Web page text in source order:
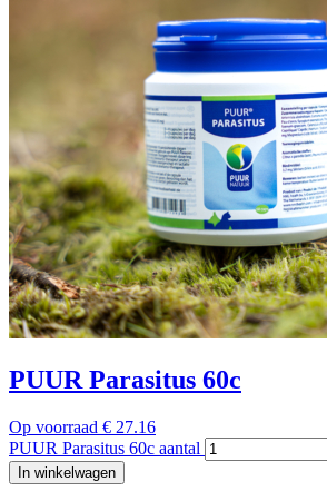
PUUR Parasitus 60c
Op voorraad € 27.16
PUUR Parasitus 60c aantal
In winkelwagen